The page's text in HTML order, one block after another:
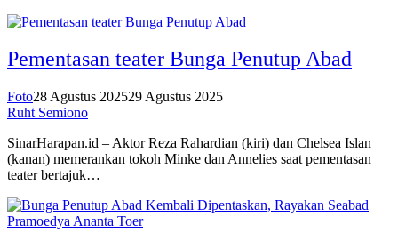
Pementasan teater Bunga Penutup Abad
Foto28 Agustus 202529 Agustus 2025
Ruht Semiono
SinarHarapan.id – Aktor Reza Rahardian (kiri) dan Chelsea Islan
(kanan) memerankan tokoh Minke dan Annelies saat pementasan
teater bertajuk…